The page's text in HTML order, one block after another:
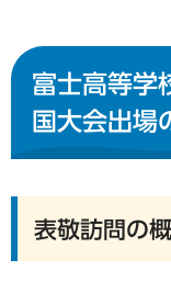
富士高等学
国大会出場
表敬訪問の